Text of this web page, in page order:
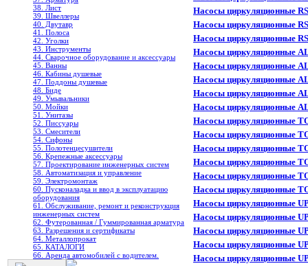
38. Лист
39. Швеллеры
40. Двутавр
41. Полоса
42. Уголки
43. Инструменты
44. Сварочное оборудование и аксессуары
45. Ванны
46. Кабины душевые
47. Поддоны душевые
48. Биде
49. Умывальники
50. Мойки
51. Унитазы
52. Писсуары
53. Смесители
54. Сифоны
55. Полотенцесушители
56. Крепежные аксессуары
57. Проектирование инженерных систем
58. Автоматизация и управление
59. Электромонтаж
60. Пусконаладка и ввод в эксплуатацию
оборудования
61. Обслуживание, ремонт и реконструкция
инженерных систем
62. Футерованная / Гуммированная арматура
63. Разрешения и сертификаты
64. Металлопрокат
65. КАТАЛОГИ
66. Аренда автомобилей с водителем.
Насосы циркуляционные
Насосы циркуляционные
Насосы циркуляционные
Насосы циркуляционные
Насосы циркуляционные
Насосы циркуляционные
Насосы циркуляционные
Насосы циркуляционные
Насосы циркуляционные
Насосы циркуляционные
Насосы циркуляционные
Насосы циркуляционные
Насосы циркуляционные
Насосы циркуляционные
Насосы циркуляционные
Насосы циркуляционные
Насосы циркуляционные
Насосы циркуляционные
Насосы циркуляционные